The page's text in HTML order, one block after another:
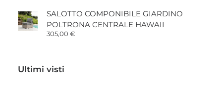
SALOTTO COMPONIBILE GIARDINO
POLTRONA CENTRALE HAWAII
305,00 €
Ultimi visti